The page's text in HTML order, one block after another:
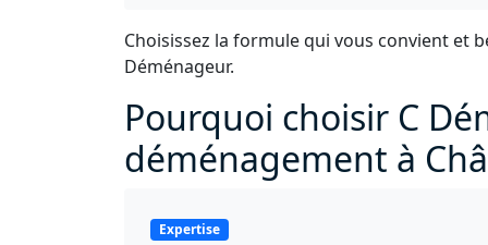
Choisissez la formule qui vous convient et
Déménageur.
Pourquoi choisir C
déménagement à
Expertise